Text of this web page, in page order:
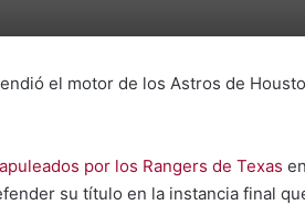
el motor de los Astros de
por los Rangers de Texas
su título en la instancia final